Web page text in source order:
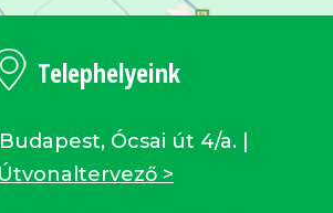
Telephelyeink
Ócsai út 4/a. |
Útvonaltervező >